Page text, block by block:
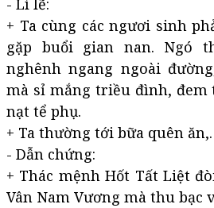
- Lí lẽ:
+ Ta cùng các ngươi sinh
gặp buổi gian nan. Ngó
nghênh ngang ngoài
mà sỉ mắng triều đình, đem
nạt tể phụ.
+ Ta thường tới bữa quên
- Dẫn chứng:
+ Thác mệnh Hốt Tất Liệt
Vân Nam Vương mà thu bạc